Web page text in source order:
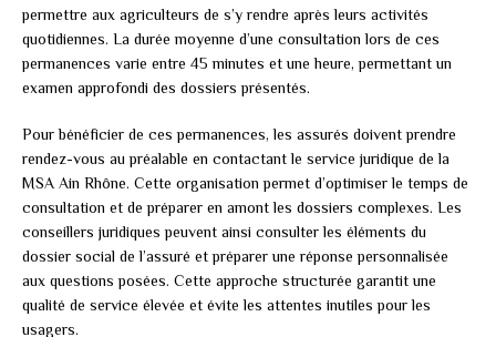
permettre aux agriculteurs de s’y rendre après leurs activités
quotidiennes. La durée moyenne d’une consultation lors de ces
permanences varie entre 45 minutes et une heure, permettant un
examen approfondi des dossiers présentés.
Pour bénéficier de ces permanences, les assurés doivent prendre
rendez-vous au préalable en contactant le service juridique de la
MSA Ain Rhône. Cette organisation permet d’optimiser le temps de
consultation et de préparer en amont les dossiers complexes. Les
conseillers juridiques peuvent ainsi consulter les éléments du
dossier social de l’assuré et préparer une réponse personnalisée
aux questions posées. Cette approche structurée garantit une
qualité de service élevée et évite les attentes inutiles pour les
usagers.